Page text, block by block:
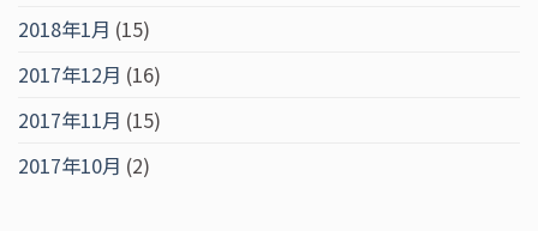
2018年1月 (15)
2017年12月 (16)
2017年11月 (15)
2017年10月 (2)